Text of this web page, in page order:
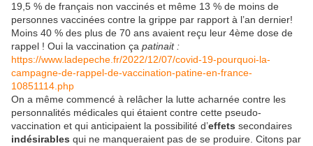
19,5 % de français non vaccinés et même 13 % de moins de
personnes vaccinées contre la grippe par rapport à l’an dernier!
Moins 40 % des plus de 70 ans avaient reçu leur 4ème dose de
rappel ! Oui la vaccination ça patinait :
https://www.ladepeche.fr/2022/12/07/covid-19-pourquoi-la-
campagne-de-rappel-de-vaccination-patine-en-france-
10851114.php
On a même commencé à relâcher la lutte acharnée contre les
personnalités médicales qui étaient contre cette pseudo-
vaccination et qui anticipaient la possibilité d’effets secondaires
indésirables qui ne manqueraient pas de se produire. Citons par